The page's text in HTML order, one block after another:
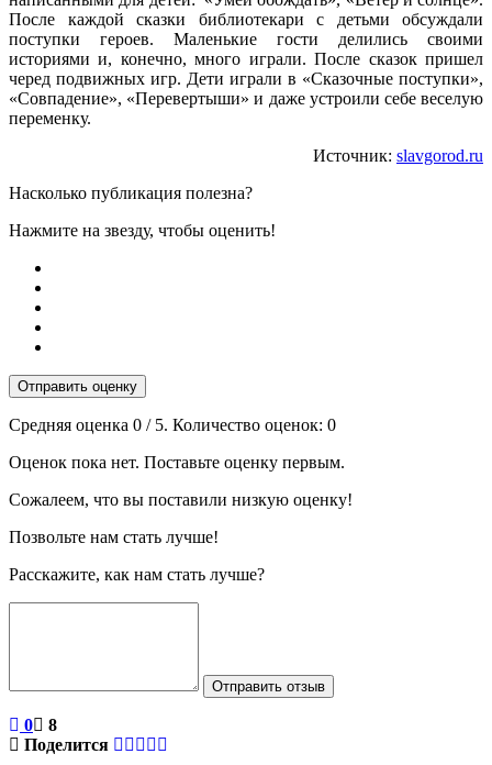
После каждой сказки библиотекари с детьми обсуждали
поступки героев. Маленькие гости делились своими
историями и, конечно, много играли. После сказок пришел
черед подвижных игр. Дети играли в «Сказочные поступки»,
«Совпадение», «Перевертыши» и даже устроили себе веселую
переменку.
Источник: slavgorod.ru
Насколько публикация полезна?
Нажмите на звезду, чтобы оценить!
Отправить оценку
Средняя оценка 0 / 5. Количество оценок: 0
Оценок пока нет. Поставьте оценку первым.
Сожалеем, что вы поставили низкую оценку!
Позвольте нам стать лучше!
Расскажите, как нам стать лучше?
Отправить отзыв
0
8
Поделится